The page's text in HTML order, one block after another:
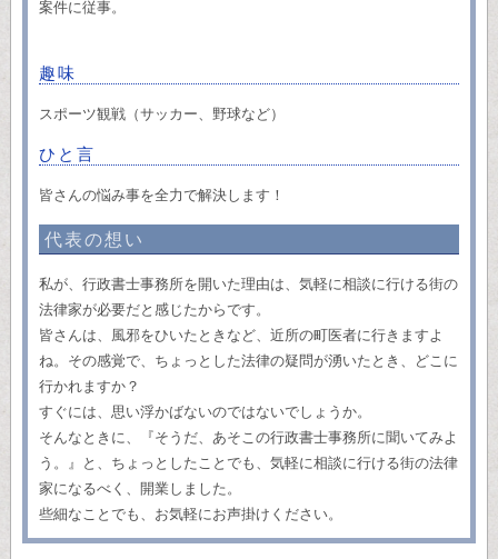
案件に従事。
趣味
スポーツ観戦（サッカー、野球など）
ひと言
皆さんの悩み事を全力で解決します！
代表の想い
私が、行政書士事務所を開いた理由は、気軽に相談に行ける街の
法律家が必要だと感じたからです。
皆さんは、風邪をひいたときなど、近所の町医者に行きますよ
ね。その感覚で、ちょっとした法律の疑問が湧いたとき、どこに
行かれますか？
すぐには、思い浮かばないのではないでしょうか。
そんなときに、『そうだ、あそこの行政書士事務所に聞いてみよ
う。』と、ちょっとしたことでも、気軽に相談に行ける街の法律
家になるべく、開業しました。
些細なことでも、お気軽にお声掛けください。